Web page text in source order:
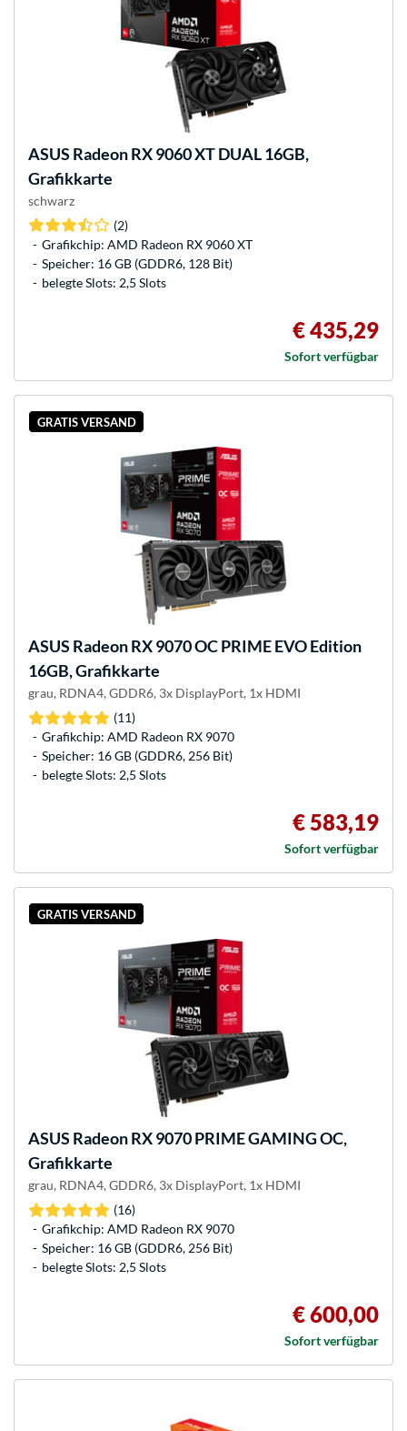
ASUS Radeon RX 9060 XT DUAL 16GB,
Grafikkarte
schwarz
(2)
Grafikchip: AMD Radeon RX 9060 XT
Speicher: 16 GB (GDDR6, 128 Bit)
belegte Slots: 2,5 Slots
€ 435,29
Sofort verfügbar
GRATIS VERSAND
ASUS Radeon RX 9070 OC PRIME EVO Edition
16GB, Grafikkarte
grau, RDNA4, GDDR6, 3x DisplayPort, 1x HDMI
(11)
Grafikchip: AMD Radeon RX 9070
Speicher: 16 GB (GDDR6, 256 Bit)
belegte Slots: 2,5 Slots
€ 583,19
Sofort verfügbar
GRATIS VERSAND
ASUS Radeon RX 9070 PRIME GAMING OC,
Grafikkarte
grau, RDNA4, GDDR6, 3x DisplayPort, 1x HDMI
(16)
Grafikchip: AMD Radeon RX 9070
Speicher: 16 GB (GDDR6, 256 Bit)
belegte Slots: 2,5 Slots
€ 600,00
Sofort verfügbar